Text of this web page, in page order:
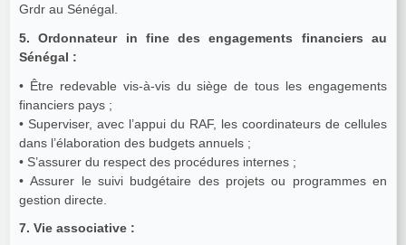
Grdr au Sénégal.
5. Ordonnateur in fine des engagements financiers au
Sénégal :
• Être redevable vis-à-vis du siège de tous les engagements
financiers pays ;
• Superviser, avec l’appui du RAF, les coordinateurs de cellules
dans l’élaboration des budgets annuels ;
• S’assurer du respect des procédures internes ;
• Assurer le suivi budgétaire des projets ou programmes en
gestion directe.
7. Vie associative :